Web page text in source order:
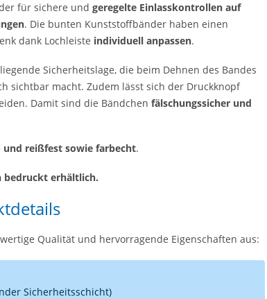
für sichere und geregelte Einlasskontrollen auf
. Die bunten Kunststoffbänder haben einen
dank Lochleiste individuell anpassen.
Sicherheitslage, die beim Dehnen des Bandes
sichtbar macht. Zudem lässt sich der Druckknopf
Damit sind die Bändchen fälschungssicher und
und reißfest sowie farbecht.
bedruckt erhältlich.
Qualität und hervorragende Eigenschaften aus:
Sicherheitsschicht)